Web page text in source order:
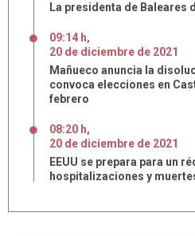
La presidenta de Baleares
09:14 h,
20 de diciembre de 2021
Mañueco anuncia la
convoca elecciones en
febrero
08:20 h,
20 de diciembre de 2021
EEUU se prepara para un
hospitalizaciones y